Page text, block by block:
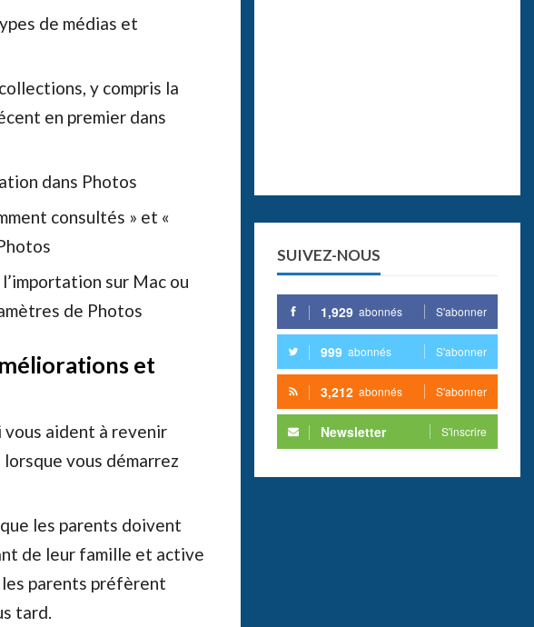
de médias et
y compris la
en premier dans
dans Photos
consultés » et «
sur Mac ou
de Photos
et
aident à revenir
vous démarrez
les parents doivent
de leur famille et active
parents préfèrent
tard.
SUIVEZ-NOUS
1,929 abonnés S'abonner
999 abonnés S'abonner
3,212 abonnés S'abonner
Newsletter S'inscrire